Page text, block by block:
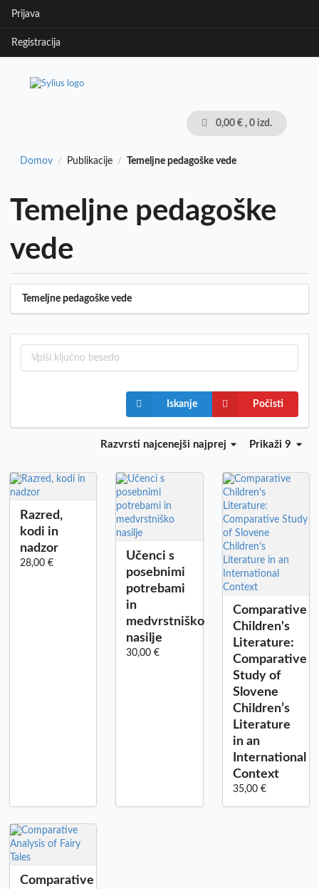
Prijava
Registracija
0,00 € , 0 izd.
Domov / Publikacije / Temeljne pedagoške vede
Temeljne pedagoške
vede
Temeljne pedagoške vede
Iskanje Počisti
Prikaži 9
Razvrsti najcenejši najprej
Razred,
kodi in
nadzor
28,00 €
Učenci s
posebnimi
potrebami
in
medvrstniško
nasilje
30,00 €
Comparative
Children's
Literature:
Comparative
Study of
Slovene
Children’s
Literature
in an
International
Context
35,00 €
Comparative